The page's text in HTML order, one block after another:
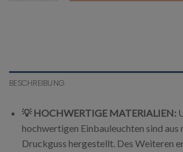
BESCHREIBUNG
💡 HOCHWERTIGE MATERIALIEN:
hochwertigen Einbauleuchten sind aus
Druckguss hergestellt. Des Weiteren